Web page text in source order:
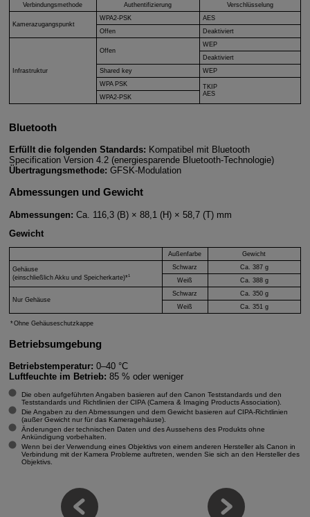
Verbindungsmethode Authentifizierung Verschlüsselung
Kamerazugangspunkt
WPA2-PSK
AES
Offen
Deaktiviert
Infrastruktur
Offen
WEP
Deaktiviert
Shared key
WEP
WPA PSK
TKIP
AES
WPA2-PSK
Bluetooth
Erfüllt die folgenden Standards: Kompatibel mit Bluetooth
Specification Version 4.2 (energiesparende Bluetooth-Technologie)
Übertragungsmethode: GFSK-Modulation
Abmessungen und Gewicht
Abmessungen: Ca. 116,3 (B) × 88,1 (H) × 58,7 (T) mm
Gewicht
Außenfarbe Gewicht
Gehäuse
(einschließlich Akku und Speicherkarte)*1
Schwarz
Ca. 387 g
Weiß
Ca. 388 g
Nur Gehäuse
Schwarz
Ca. 350 g
Weiß
Ca. 351 g
Ohne Gehäuseschutzkappe
Betriebsumgebung
Betriebstemperatur: 0–40 °C
Luftfeuchte im Betrieb: 85 % oder weniger
Die oben aufgeführten Angaben basieren auf den Canon Teststandards und den
Teststandards und Richtlinien der CIPA (Camera & Imaging Products Association).
Die Angaben zu den Abmessungen und dem Gewicht basieren auf CIPA-Richtlinien
(außer Gewicht nur für das Kameragehäuse).
Änderungen der technischen Daten und des Aussehens des Produkts ohne
Ankündigung vorbehalten.
Wenn bei der Verwendung eines Objektivs von einem anderen Hersteller als Canon in
Verbindung mit der Kamera Probleme auftreten, wenden Sie sich an den Hersteller des
Objektivs.